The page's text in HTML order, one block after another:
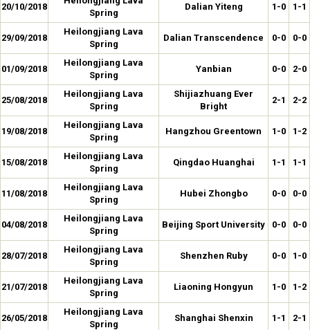
20/10/2018
Spring
Dalian Yiteng 1-0 1-1
29/09/2018
Heilongjiang Lava
Spring
Dalian Transcendence 0-0 0-0
01/09/2018
Heilongjiang Lava
Spring
Yanbian 0-0 2-0
25/08/2018
Heilongjiang Lava
Spring
Shijiazhuang Ever
Bright
2-1 2-2
19/08/2018
Heilongjiang Lava
Spring
Hangzhou Greentown 1-0 1-2
15/08/2018
Heilongjiang Lava
Spring
Qingdao Huanghai 1-1 1-1
11/08/2018
Heilongjiang Lava
Spring
Hubei Zhongbo 0-0 0-0
04/08/2018
Heilongjiang Lava
Spring
Beijing Sport University 0-0 0-0
28/07/2018
Heilongjiang Lava
Spring
Shenzhen Ruby 0-0 1-0
21/07/2018
Heilongjiang Lava
Spring
Liaoning Hongyun 1-0 1-2
26/05/2018
Heilongjiang Lava
Spring
Shanghai Shenxin 1-1 2-1